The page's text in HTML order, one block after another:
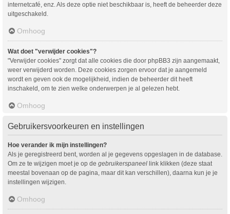
internetcafé, enz. Als deze optie niet beschikbaar is, heeft de beheerder deze
uitgeschakeld.
Omhoog
Wat doet "verwijder cookies"?
"Verwijder cookies" zorgt dat alle cookies die door phpBB3 zijn aangemaakt,
weer verwijderd worden. Deze cookies zorgen ervoor dat je aangemeld
wordt en geven ook de mogelijkheid, indien de beheerder dit heeft
inschakeld, om te zien welke onderwerpen je al gelezen hebt.
Omhoog
Gebruikersvoorkeuren en instellingen
Hoe verander ik mijn instellingen?
Als je geregistreerd bent, worden al je gegevens opgeslagen in de database.
Om ze te wijzigen moet je op de gebruikerspaneel link klikken (deze staat
meestal bovenaan op de pagina, maar dit kan verschillen), daarna kun je je
instellingen wijzigen.
Omhoog